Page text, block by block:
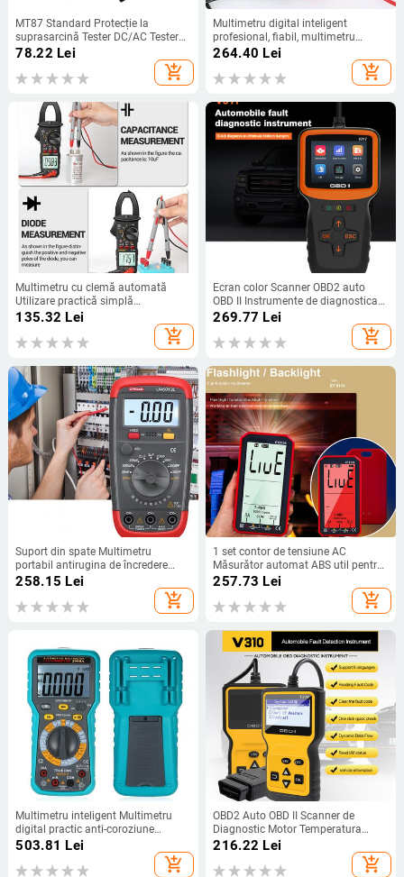
MT87 Standard Protecție la
suprasarcină Tester DC/AC Tester
portabil LCD pentru diode Clemă
Ampermetru Voltmetru Tester
tranzistor Măsurare
78.22 Lei
add_shopping_cart
Multimetru digital inteligent
profesional, fiabil, multimetru
portabil sigur Funcționare în mod
dublu pentru testarea tensiunii
264.40 Lei
add_shopping_cart
Multimetru cu clemă automată
Utilizare practică simplă
profesională pentru multimetru cu
135.32 Lei
add_shopping_cart
Ecran color Scanner OBD2 auto
OBD II Instrumente de diagnosticare
EOBD Cititor de coduri Test senzor
de oxigen Tester Detector de erori
Accesorii auto
269.77 Lei
add_shopping_cart
Suport din spate Multimetru
portabil antirugina de încredere
Multimetru ABS Monitor LCD pentru
258.15 Lei
add_shopping_cart
1 set contor de tensiune AC
Măsurător automat ABS util pentru
multimetru inteligent de uz casnic,
257.73 Lei
add_shopping_cart
Multimetru inteligent Multimetru
digital practic anti-coroziune
Multimetru portabil multifunctional
503.81 Lei
add_shopping_cart
OBD2 Auto OBD II Scanner de
Diagnostic Motor Temperatura
lichidului de răcire Sondă de viteză
diagnosticare OBDII Accesorii auto
216.22 Lei
add_shopping_cart